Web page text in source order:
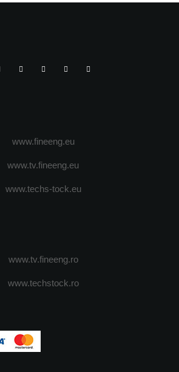
www.fineeng.eu
www.tv.fineeng.eu
www.techs-tock.eu
www.tv.fineeng.ro
www.techstock.ro